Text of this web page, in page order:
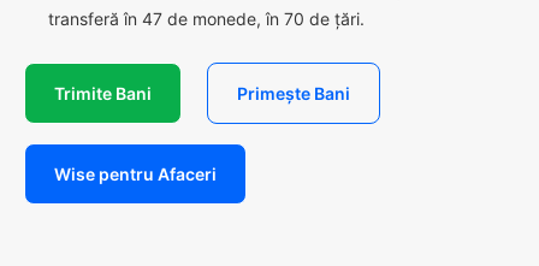
transferă în 47 de monede, în 70 de țări.
Trimite Bani Primește Bani
Wise pentru Afaceri